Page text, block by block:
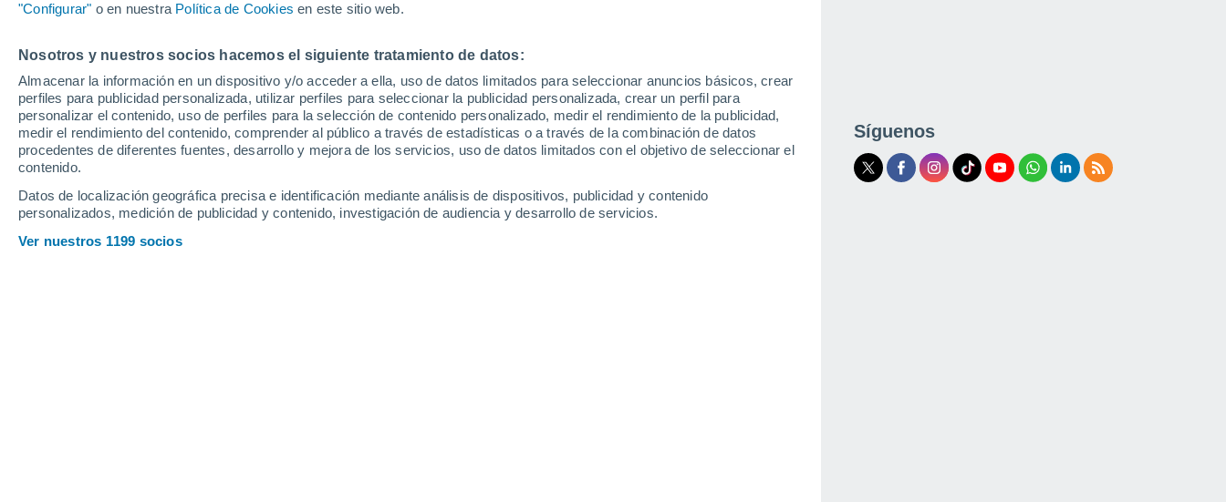
"Configurar" o en nuestra Política de Cookies en este sitio web.
Nosotros y nuestros socios hacemos el siguiente tratamiento de datos:
Almacenar la información en un dispositivo y/o acceder a ella, uso de datos limitados para seleccionar anuncios básicos, crear
perfiles para publicidad personalizada, utilizar perfiles para seleccionar la publicidad personalizada, crear un perfil para
personalizar el contenido, uso de perfiles para la selección de contenido personalizado, medir el rendimiento de la publicidad,
medir el rendimiento del contenido, comprender al público a través de estadísticas o a través de la combinación de datos
procedentes de diferentes fuentes, desarrollo y mejora de los servicios, uso de datos limitados con el objetivo de seleccionar el
contenido.
Datos de localización geográfica precisa e identificación mediante análisis de dispositivos, publicidad y contenido
personalizados, medición de publicidad y contenido, investigación de audiencia y desarrollo de servicios.
Ver nuestros 1199 socios
H
Hiyangthang
I
Imphal Imphal Tulihal
J
Jessami
Síguenos